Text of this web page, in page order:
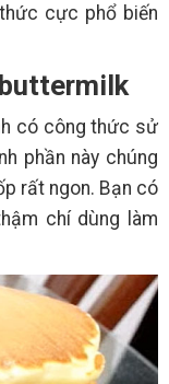
cực phổ biến
có công thức sử
phần này chúng
rất ngon. Bạn có
chí dùng làm